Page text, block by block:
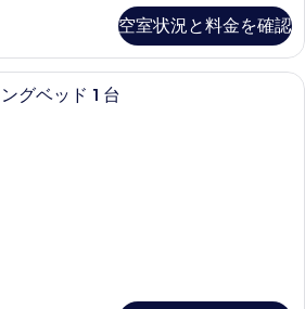
空室状況と料金を確認
高級寝具、ピロートップベッド、ミ
グベッド 1 台